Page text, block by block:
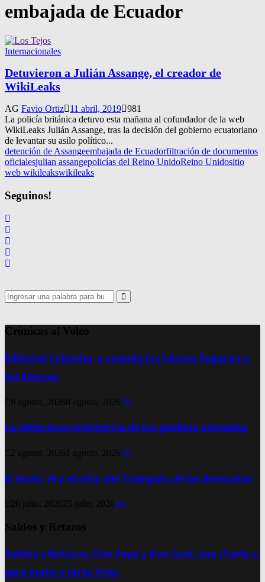
embajada de Ecuador
Internacionales
Detuvieron a Julián Assange, el creador de
WikiLeaks
AG Favio Ortiz 11 abril, 2019 981
La policía británica detuvo esta mañana al cofundador de la web
WikiLeaks Julián Assange, tras la decisión del gobierno ecuatoriano
de levantar su asilo político...
detención de Assangeembajada de Ecuadorfiltración de documentos
oficialesjulian assangepolicías del Reino UnidoReino Unidositio
web wikileakswikileaks
Seguinos!
Search
for:
Search
Crónicas al Voleo
Editorial Columba, o cuando los héroes llegaron a
los kioscos
9 agosto, 20268 agosto, 2026 0
La silenciosa resistencia de los pueblos nómadas
2 agosto, 2026 1 agosto, 2026 0
El Vuelo 19 y el mito del Triángulo de las Bermudas
26 julio, 202625 julio, 2026 0
Saldos y Retazos
Saldos y Retazos: Don Pepe y Don José, una charla a
puro mate y torta frita